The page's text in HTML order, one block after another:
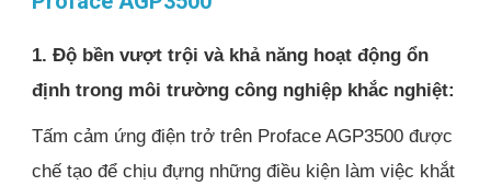
1. Độ bền vượt trội và khả năng hoạt động ổn
định trong môi trường công nghiệp khắc nghiệt:
Tấm cảm ứng điện trở trên Proface AGP3500 được
chế tạo để chịu đựng những điều kiện làm việc khắt